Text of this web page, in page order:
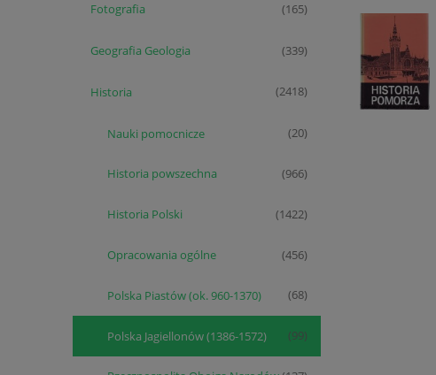
Fotografia (165)
Geografia Geologia (339)
Historia (2418)
Nauki pomocnicze (20)
Historia powszechna (966)
Historia Polski (1422)
Opracowania ogólne (456)
Polska Piastów (ok. 960-1370) (68)
Polska Jagiellonów (1386-1572) (99)